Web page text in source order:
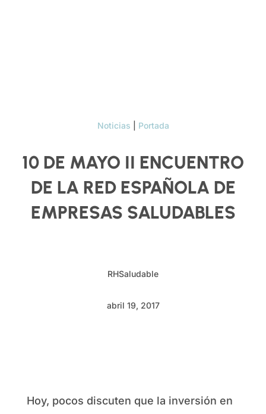
Noticias Portada
10 DE MAYO II ENCUENTRO
DE LA RED ESPAÑOLA DE
EMPRESAS SALUDABLES
RHSaludable
abril 19, 2017
Hoy, pocos discuten que la inversión en